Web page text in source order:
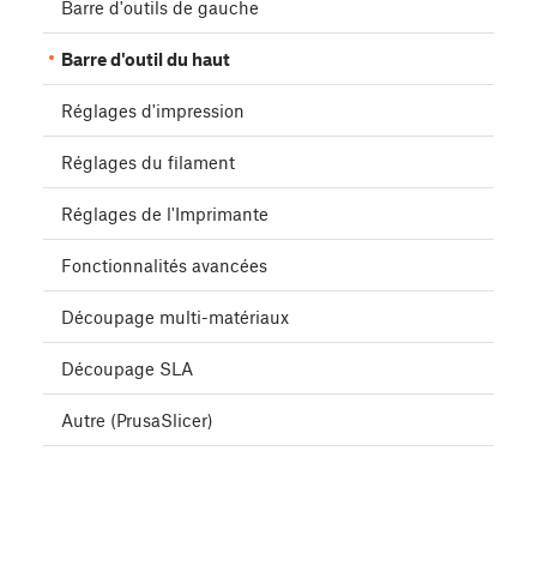
Barre d'outils de gauche
Barre d'outil du haut
Réglages d'impression
Réglages du filament
Réglages de l'Imprimante
Fonctionnalités avancées
Découpage multi-matériaux
Découpage SLA
Autre (PrusaSlicer)